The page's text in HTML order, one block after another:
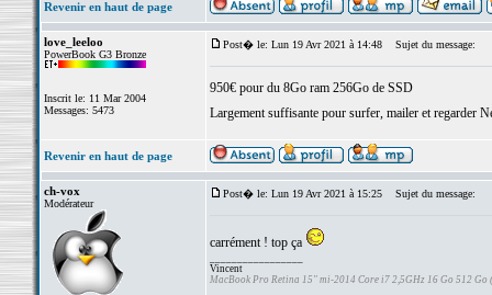
Revenir en haut de page
love_leeloo
PowerBook G3 Bronze
Inscrit le: 11 Mar 2004
Messages: 5473
Post� le: Lun 19 Avr 2021 à 14:48 Sujet du message:
950€ pour du 8Go ram 256Go de SSD
Largement suffisante pour surfer, mailer et regarder
Revenir en haut de page
ch-vox
Modérateur
Post� le: Lun 19 Avr 2021 à 15:25 Sujet du message:
carrément ! top ça
Vincent
MacBook Pro Retina 15" mi-2014 Core i7 2,5GHz 16 Go 512 Go